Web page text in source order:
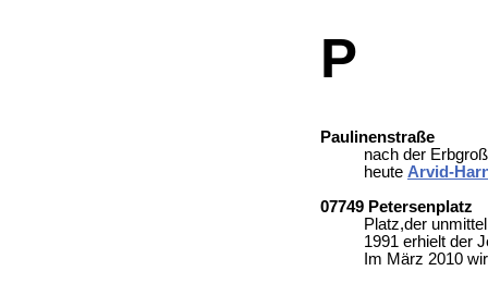
P
Paulinenstraße
nach der
heute Arvid-
07749 Petersenplatz
Platz,der
1991 erhielt der
Im März 2010